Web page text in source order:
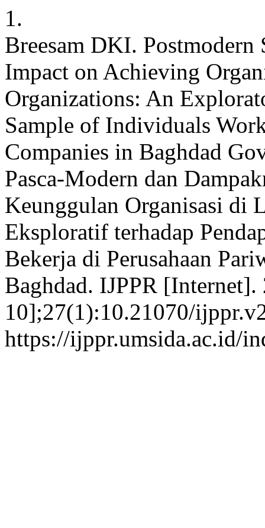
1.
Breesam DKI. Postmodern
Impact on Achieving
Organizations: An
Sample of Individuals
Companies in Baghdad
Pasca-Modern dan
Keunggulan Organisasi di
Eksploratif terhadap
Bekerja di Perusahaan
Baghdad. IJPPR
10];27(1):10.21070/
https://ijppr.umsida.ac.id/